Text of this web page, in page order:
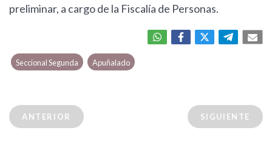
preliminar, a cargo de la Fiscalía de Personas.
Seccional Segunda Apuñalado
ANTERIOR SIGUIENTE